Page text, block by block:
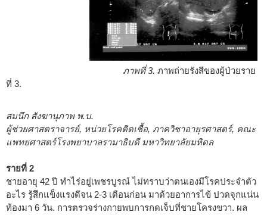
ภาพที่ 3. ภาพถ่ายรังสีของผู้ป่วยราย
ที่ 3.
สมนึก สังฆานุภาพ พ.บ.
ผู้ช่วยศาสตราจารย์, หน่วยโรคติดเชื้อ, ภาควิชาอายุรศาสตร์, คณะ
แพทยศาสตร์โรงพยาบาลรามาธิบดี มหาวิทยาลัยมหิดล
รายที่ 2
ชายอายุ 42 ปี ทำไร่อยู่เพชรบูรณ์ ไม่ทราบว่าตนเองมีโรคประจำตัว
อะไร รู้สึกแข็งแรงดีจน 2-3 เดือนก่อน มาด้วยอาการไข้ ปวดจุกแน่น
ท้องมา 6 วัน. การตรวจร่างกายพบการกดเจ็บที่ชายโครงขวา. ผล